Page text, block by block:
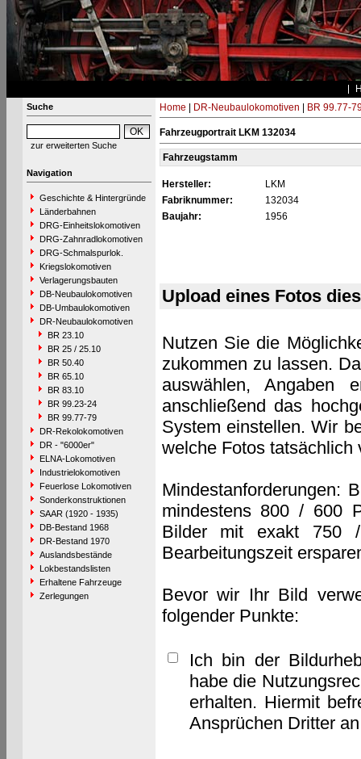
Suche
zur erweiterten Suche
Navigation
Geschichte & Hintergründe
Länderbahnen
DRG-Einheitslokomotiven
DRG-Zahnradlokomotiven
DRG-Schmalspurlok.
Kriegslokomotiven
Verlagerungsbauten
DB-Neubaulokomotiven
DB-Umbaulokomotiven
DR-Neubaulokomotiven
BR 23.10
BR 25 / 25.10
BR 50.40
BR 65.10
BR 83.10
BR 99.23-24
BR 99.77-79
DR-Rekolokomotiven
DR - "6000er"
ELNA-Lokomotiven
Industrielokomotiven
Feuerlose Lokomotiven
Sonderkonstruktionen
SAAR (1920 - 1935)
DB-Bestand 1968
DR-Bestand 1970
Auslandsbestände
Lokbestandslisten
Erhaltene Fahrzeuge
Zerlegungen
Home DR-Neubaulokomotiven BR 99.77-
Fahrzeugportrait LKM 132034
Fahrzeugstamm
Hersteller:
LKM
Fabriknummer:
132034
Baujahr:
1956
Upload eines Fotos
Nutzen Sie die
zukommen zu lassen.
auswählen, Angaben
anschließend das
System einstellen. Wir
welche Fotos tatsächlich
Mindestanforderungen:
mindestens 800 / 600
Bilder mit exakt 750
Bearbeitungszeit
Bevor wir Ihr Bild
folgender Punkte:
Ich bin der
habe die
erhalten. Hiermit
Ansprüchen Dritter